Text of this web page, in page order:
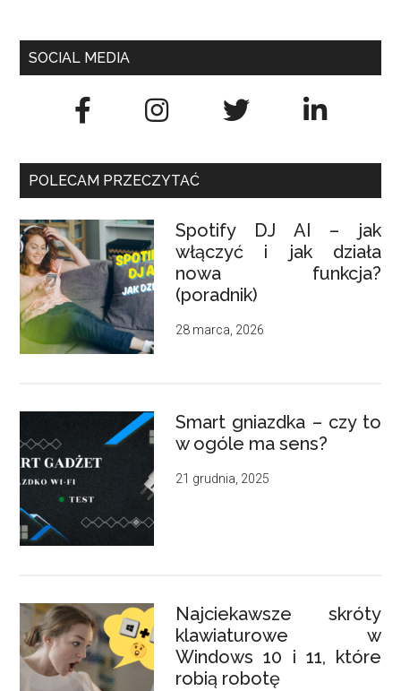
SOCIAL MEDIA
POLECAM PRZECZYTAĆ
Spotify DJ AI – jak
włączyć i jak działa
nowa funkcja?
(poradnik)
28 marca, 2026
Smart gniazdka – czy to
w ogóle ma sens?
21 grudnia, 2025
Najciekawsze skróty
klawiaturowe w
Windows 10 i 11, które
robią robotę